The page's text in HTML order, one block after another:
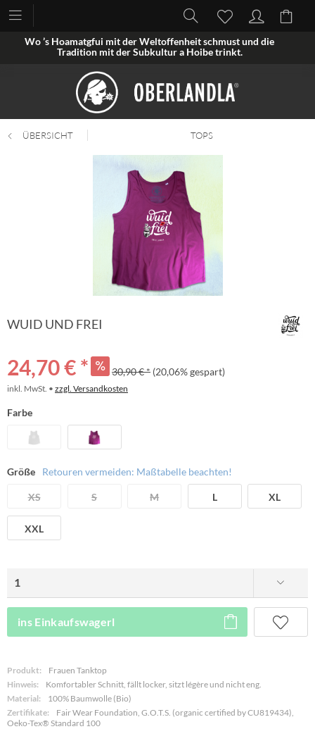
Wo ’s Hoamatgfui mit der Weltoffenheit schmust und die
Tradition mit der Subkultur a Hoibe trinkt.
ÜBERSICHT TOPS
WUID UND FREI
24,70 € * 30,90 € * (20,06% gespart)
inkl. MwSt. • zzgl. Versandkosten
Farbe
Größe Retouren vermeiden: Maßtabelle beachten!
XS S M L XL
XXL
ins Einkaufswagerl
Produkt:
Frauen Tanktop
Hinweis:
Komfortabler Schnitt, fällt locker, sitzt légère und nicht eng.
Material:
100% Baumwolle (Bio)
Zertifikate:
Fair Wear Foundation, G.O.T.S. (organic certified by CU819434),
Oeko-Tex® Standard 100